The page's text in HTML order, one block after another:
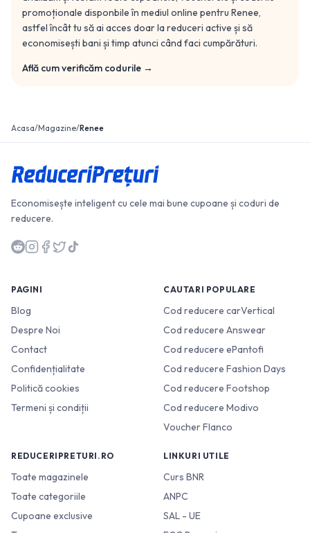
promoționale disponbile în mediul online pentru Renee,
astfel încât tu să ai acces doar la reduceri active și să
economisești bani și timp atunci când faci cumpărături.
Află cum verificăm codurile →
Acasa/Magazine/Renee
Economisește inteligent cu cele mai bune cupoane și coduri de
reducere.
PAGINI
Blog
Despre Noi
Contact
Confidențialitate
Politică cookies
Termeni și condiții
CAUTARI POPULARE
Cod reducere carVertical
Cod reducere Answear
Cod reducere ePantofi
Cod reducere Fashion Days
Cod reducere Footshop
Cod reducere Modivo
Voucher Flanco
REDUCERIPRETURI.RO
Toate magazinele
Toate categoriile
Cupoane exclusive
LINKURI UTILE
Curs BNR
ANPC
SAL - UE